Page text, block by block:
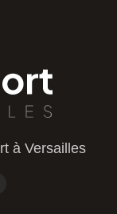
à Versailles